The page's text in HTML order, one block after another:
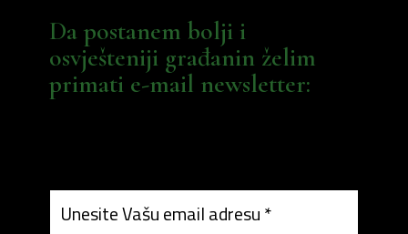
Da postanem bolji i
osvješteniji građanin želim
primati e-mail newsletter: